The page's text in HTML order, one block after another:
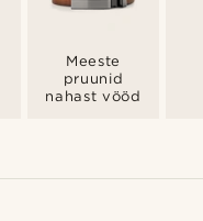
Meeste
pruunid
nahast vööd